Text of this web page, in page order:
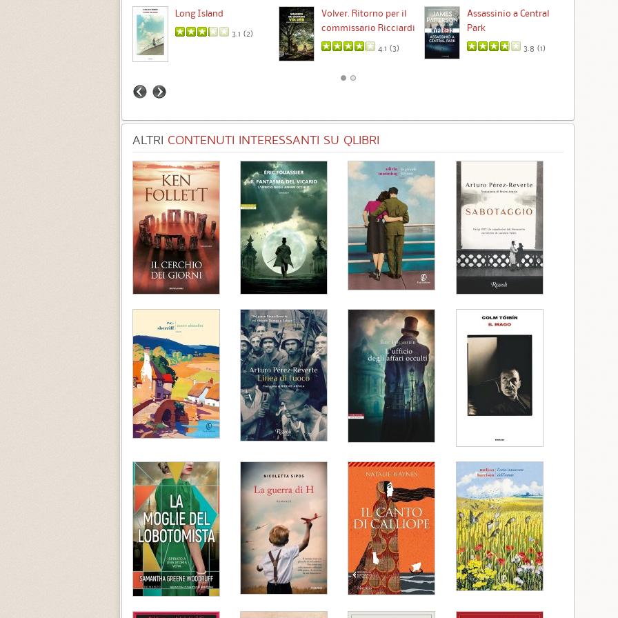
Long Island
3.1 (2)
Volver. Ritorno per il
commissario Ricciardi
4.1 (3)
Assassinio a Central
Park
3.8 (1)
ALTRI CONTENUTI INTERESSANTI SU QLIBRI